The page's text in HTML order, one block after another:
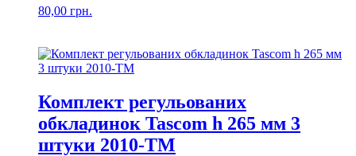
80,00 грн.
Комплект регульованих
обкладинок Tascom h 265 мм 3
штуки 2010-TM